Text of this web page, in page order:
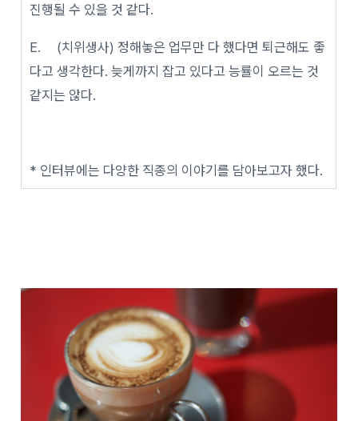
진행될 수 있을 것 같다.
E. (치위생사) 정해놓은 업무만 다 했다면 퇴근해도 좋
다고 생각한다. 늦게까지 잡고 있다고 능률이 오르는 것
같지는 않다.
* 인터뷰에는 다양한 직종의 이야기를 담아보고자 했다.